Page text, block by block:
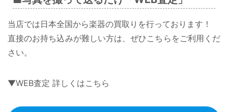
当店では日本全国から楽器の買取りを行っております！
直接のお持ち込みが難しい方は、ぜひこちらをご利用くだ
さい。
▼WEB査定 詳しくはこちら